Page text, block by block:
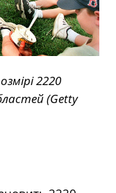
2220
(Getty